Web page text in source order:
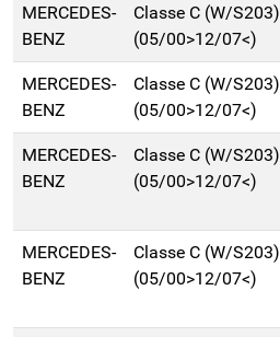
MERCEDES-
BENZ
Classe C (W/S203)
(05/00>12/07<)
MERCEDES-
BENZ
Classe C (W/S203)
(05/00>12/07<)
MERCEDES-
BENZ
Classe C (W/S203)
(05/00>12/07<)
MERCEDES-
BENZ
Classe C (W/S203)
(05/00>12/07<)